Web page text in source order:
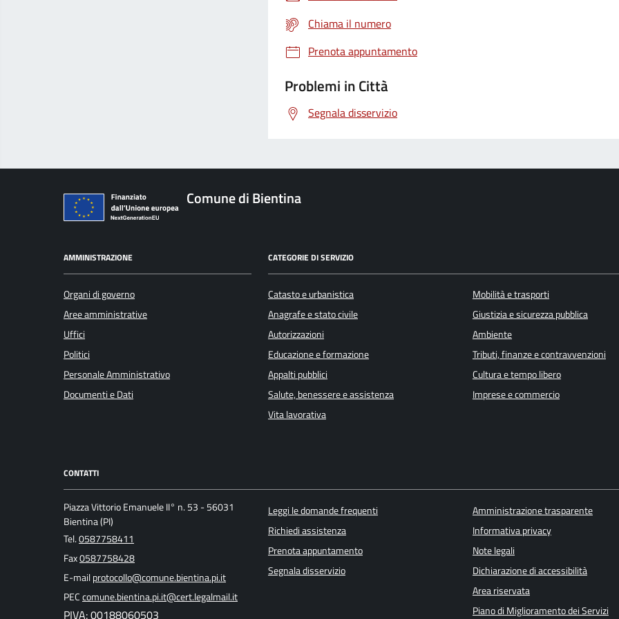
Chiama il numero
Prenota appuntamento
Problemi in Città
Segnala disservizio
Comune di Bientina
AMMINISTRAZIONE
Organi di governo
Aree amministrative
Uffici
Politici
Personale Amministrativo
Documenti e Dati
CATEGORIE DI SERVIZIO
Catasto e urbanistica
Anagrafe e stato civile
Autorizzazioni
Educazione e formazione
Appalti pubblici
Salute, benessere e assistenza
Vita lavorativa
Mobilità e trasporti
Giustizia e sicurezza pubblica
Ambiente
Tributi, finanze e contravvenzioni
Cultura e tempo libero
Imprese e commercio
CONTATTI
Piazza Vittorio Emanuele II° n. 53 - 56031
Bientina (PI)
Tel.0587758411
Fax0587758428
E-mailprotocollo@comune.bientina.pi.it
PECcomune.bientina.pi.it@cert.legalmail.it
PIVA: 00188060503
Leggi le domande frequenti
Richiedi assistenza
Prenota appuntamento
Segnala disservizio
Amministrazione trasparente
Informativa privacy
Note legali
Dichiarazione di accessibilità
Area riservata
Piano di Miglioramento dei Servizi